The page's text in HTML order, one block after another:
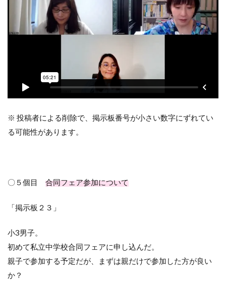
※ 投稿者による削除で、掲示板番号が小さい数字にずれてい
る可能性があります。
〇５個目 合同フェア参加について
「掲示板２３」
小3男子。
初めて私立中学校合同フェアに申し込んだ。
親子で参加する予定だが、まずは親だけで参加した方が良い
か？